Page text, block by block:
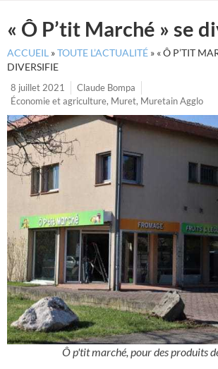
« Ô P’tit Marché » se
ACCUEIL »TOUTE L’ACTUALITÉ » « Ô P’TIT
DIVERSIFIE
8 juillet 2021
Claude Bompa
Économie et agriculture, Muret, Muretain Agglo
Ô p'tit marché, pour des produits